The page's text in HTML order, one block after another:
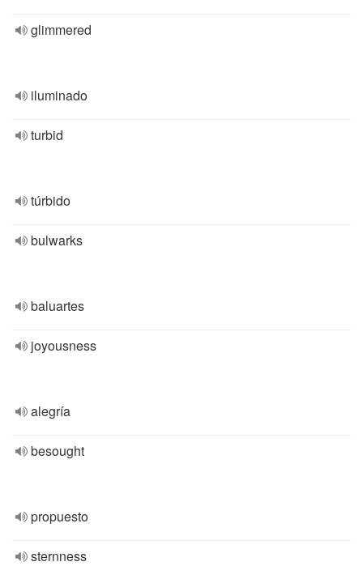
glimmered
iluminado
turbid
túrbido
bulwarks
baluartes
joyousness
alegría
besought
propuesto
sternness